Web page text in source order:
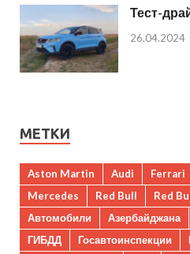
Тест-
26.04.2024
МЕТКИ
Aston Martin Audi Ferrari
Mercedes
Red Bull Red
Автомобили
Азербайджана
ГИБДД
Госавтоинспекции